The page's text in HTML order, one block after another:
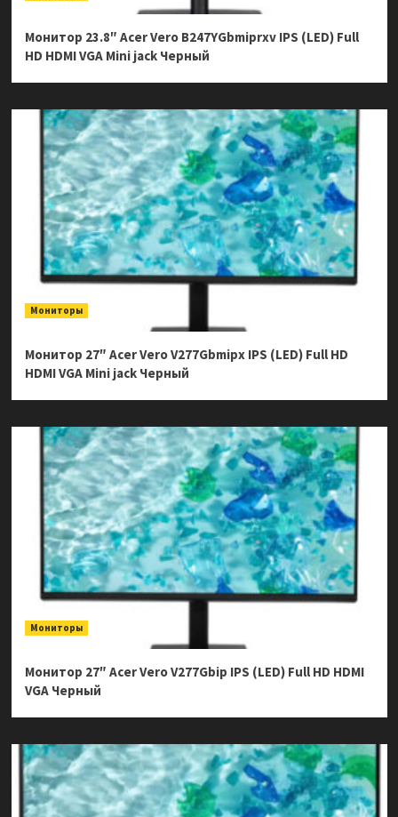
Монитор 23.8″ Acer Vero B247YGbmiprxv IPS (LED) Full
HD HDMI VGA Mini jack Черный
Мониторы
Монитор 27″ Acer Vero V277Gbmipx IPS (LED) Full HD
HDMI VGA Mini jack Черный
Мониторы
Монитор 27″ Acer Vero V277Gbip IPS (LED) Full HD HDMI
VGA Черный